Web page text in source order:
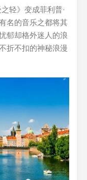
轻》变成菲利普·
名的音乐之都将其
郁却格外迷人的浪
折不扣的神秘浪漫